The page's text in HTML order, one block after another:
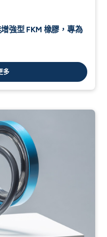
強型 FKM 橡膠，專為
多